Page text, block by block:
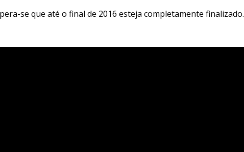
se que até o final de 2016 esteja completamente finalizado.